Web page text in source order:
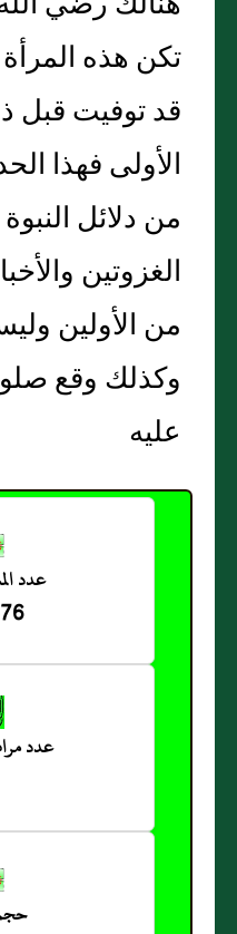
تكن هذه
قد توفيت قبل
الأولى فهذا
من دلائل
الغزوتين
من الأولين
وكذلك وقع
عليه
عدد
عدد